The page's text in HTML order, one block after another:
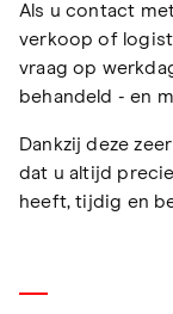
Als u contact
verkoop of
vraag op
behandeld - en
Dankzij deze
dat u altijd
heeft, tijdig en